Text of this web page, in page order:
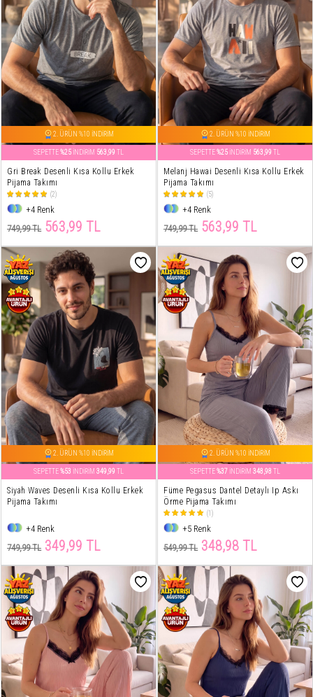
2. ÜRÜN %10 İNDİRİM
SEPETTE%25 İNDİRİM 563,99 TL
Gri Break Desenli Kısa Kollu Erkek
Pijama Takımı
(2)
+4 Renk
749,99 TL 563,99 TL
2. ÜRÜN %10 İNDİRİM
SEPETTE%25 İNDİRİM 563,99 TL
Melanj Hawai Desenli Kısa Kollu Erkek
Pijama Takımı
(5)
+4 Renk
749,99 TL 563,99 TL
2. ÜRÜN %10 İNDİRİM
SEPETTE%53 İNDİRİM 349,99 TL
Siyah Waves Desenli Kısa Kollu Erkek
Pijama Takımı
+4 Renk
749,99 TL 349,99 TL
2. ÜRÜN %10 İNDİRİM
SEPETTE%37 İNDİRİM 348,98 TL
Füme Pegasus Dantel Detaylı Ip Askı
Örme Pijama Takımı
(1)
+5 Renk
549,99 TL 348,98 TL